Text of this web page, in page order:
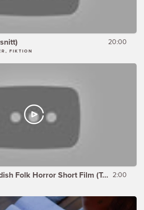
20:00
FIKTION
RÅNDA – A Swedish Folk Horror Short Film (Teaser) 2:00